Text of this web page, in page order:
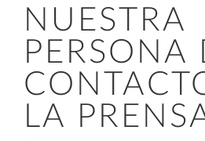
NUESTRA
PERSONA
LA